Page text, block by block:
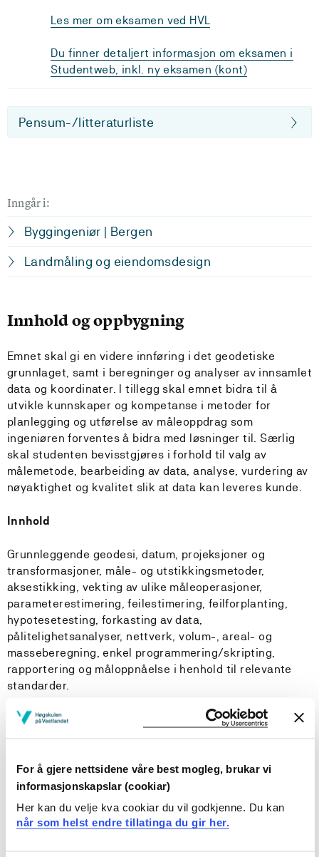
For å gjere nettsidene våre best mogleg, brukar vi
informasjonskapslar (cookiar)
Her kan du velje kva cookiar du vil godkjenne. Du kan
når som helst endre tillatinga du gir her.
Les mer om eksamen ved HVL
Du finner detaljert informasjon om eksamen i
Studentweb, inkl. ny eksamen (kont)
Pensum-/litteraturliste
Inngår i:
Byggingeniør | Bergen
Landmåling og eiendomsdesign
Innhold og oppbygning
Emnet skal gi en videre innføring i det geodetiske
grunnlaget, samt i beregninger og analyser av innsamlet
data og koordinater. I tillegg skal emnet bidra til å
utvikle kunnskaper og kompetanse i metoder for
planlegging og utførelse av måleoppdrag som
ingeniøren forventes å bidra med løsninger til. Særlig
skal studenten bevisstgjøres i forhold til valg av
målemetode, bearbeiding av data, analyse, vurdering av
nøyaktighet og kvalitet slik at data kan leveres kunde.
Innhold
Grunnleggende geodesi, datum, projeksjoner og
transformasjoner, måle- og utstikkingsmetoder,
aksestikking, vekting av ulike måleoperasjoner,
parameterestimering, feilestimering, feilforplanting,
hypotesetesting, forkasting av data,
pålitelighetsanalyser, nettverk, volum-, areal- og
masseberegning, enkel programmering/skripting,
rapportering og måloppnåelse i henhold til relevante
standarder.
Læringsutbytte
Kunnskaper
Kunne beskrive grunnleggende begreper innen
geodesi.
Kunne gjengi basisegenskaper til aktuelle datum og